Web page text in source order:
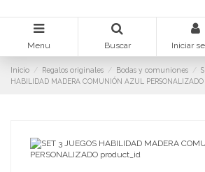
Menu Buscar Iniciar
Inicio Regalos originales Bodas y comuniones
HABILIDAD MADERA COMUNIÓN AZUL PERSONALIZADO